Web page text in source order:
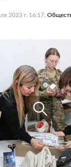
2023 г. 16:17.